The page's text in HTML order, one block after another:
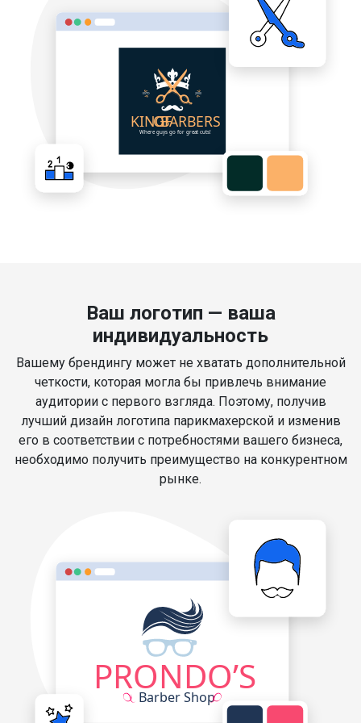
Ваш логотип — ваша
индивидуальность
Вашему брендингу может не хватать дополнительной
четкости, которая могла бы привлечь внимание
аудитории с первого взгляда. Поэтому, получив
лучший дизайн логотипа парикмахерской и изменив
его в соответствии с потребностями вашего бизнеса,
необходимо получить преимущество на конкурентном
рынке.